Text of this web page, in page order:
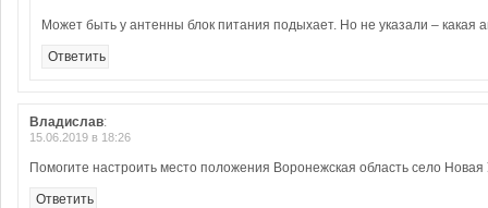
Может быть у антенны блок питания подыхает. Но не указали – какая
Ответить
Владислав:
15.06.2019 в 18:26
Помогите настроить место положения Воронежская область село Новая
Ответить